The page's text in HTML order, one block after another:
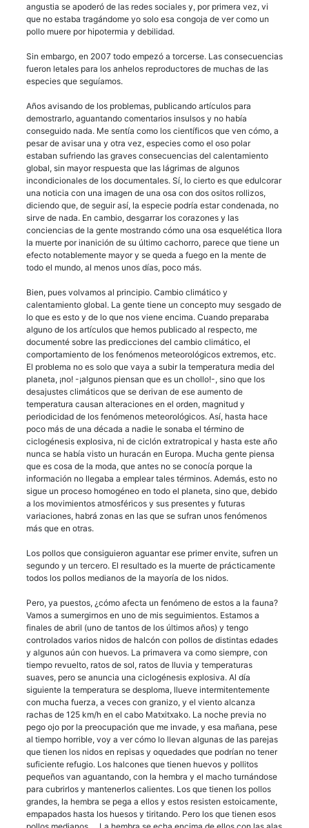
angustia se apoderó de las redes sociales y, por primera vez, vi
que no estaba tragándome yo solo esa congoja de ver como un
pollo muere por hipotermia y debilidad.
Sin embargo, en 2007 todo empezó a torcerse. Las consecuencias
fueron letales para los anhelos reproductores de muchas de las
especies que seguíamos.
Años avisando de los problemas, publicando artículos para
demostrarlo, aguantando comentarios insulsos y no había
conseguido nada. Me sentía como los científicos que ven cómo, a
pesar de avisar una y otra vez, especies como el oso polar
estaban sufriendo las graves consecuencias del calentamiento
global, sin mayor respuesta que las lágrimas de algunos
incondicionales de los documentales. Sí, lo cierto es que edulcorar
una noticia con una imagen de una osa con dos ositos rollizos,
diciendo que, de seguir así, la especie podría estar condenada, no
sirve de nada. En cambio, desgarrar los corazones y las
conciencias de la gente mostrando cómo una osa esquelética llora
la muerte por inanición de su último cachorro, parece que tiene un
efecto notablemente mayor y se queda a fuego en la mente de
todo el mundo, al menos unos días, poco más.
Bien, pues volvamos al principio. Cambio climático y
calentamiento global. La gente tiene un concepto muy sesgado de
lo que es esto y de lo que nos viene encima. Cuando preparaba
alguno de los artículos que hemos publicado al respecto, me
documenté sobre las predicciones del cambio climático, el
comportamiento de los fenómenos meteorológicos extremos, etc.
El problema no es solo que vaya a subir la temperatura media del
planeta, ¡no! -¡algunos piensan que es un chollo!-, sino que los
desajustes climáticos que se derivan de ese aumento de
temperatura causan alteraciones en el orden, magnitud y
periodicidad de los fenómenos meteorológicos. Así, hasta hace
poco más de una década a nadie le sonaba el término de
ciclogénesis explosiva, ni de ciclón extratropical y hasta este año
nunca se había visto un huracán en Europa. Mucha gente piensa
que es cosa de la moda, que antes no se conocía porque la
información no llegaba a emplear tales términos. Además, esto no
sigue un proceso homogéneo en todo el planeta, sino que, debido
a los movimientos atmosféricos y sus presentes y futuras
variaciones, habrá zonas en las que se sufran unos fenómenos
más que en otras.
Los pollos que consiguieron aguantar ese primer envite, sufren un
segundo y un tercero. El resultado es la muerte de prácticamente
todos los pollos medianos de la mayoría de los nidos.
Pero, ya puestos, ¿cómo afecta un fenómeno de estos a la fauna?
Vamos a sumergirnos en uno de mis seguimientos. Estamos a
finales de abril (uno de tantos de los últimos años) y tengo
controlados varios nidos de halcón con pollos de distintas edades
y algunos aún con huevos. La primavera va como siempre, con
tiempo revuelto, ratos de sol, ratos de lluvia y temperaturas
suaves, pero se anuncia una ciclogénesis explosiva. Al día
siguiente la temperatura se desploma, llueve intermitentemente
con mucha fuerza, a veces con granizo, y el viento alcanza
rachas de 125 km/h en el cabo Matxitxako. La noche previa no
pego ojo por la preocupación que me invade, y esa mañana, pese
al tiempo horrible, voy a ver cómo lo llevan algunas de las parejas
que tienen los nidos en repisas y oquedades que podrían no tener
suficiente refugio. Los halcones que tienen huevos y pollitos
pequeños van aguantando, con la hembra y el macho turnándose
para cubrirlos y mantenerlos calientes. Los que tienen los pollos
grandes, la hembra se pega a ellos y estos resisten estoicamente,
empapados hasta los huesos y tiritando. Pero los que tienen esos